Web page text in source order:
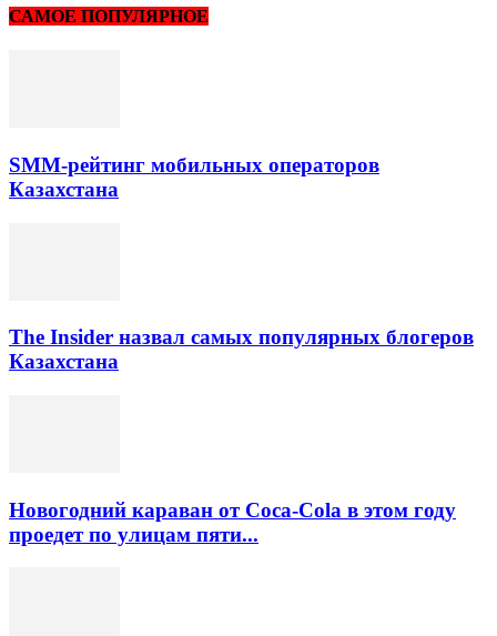
САМОЕ ПОПУЛЯРНОЕ
SMM-рейтинг мобильных операторов
Казахстана
The Insider назвал самых популярных блогеров
Казахстана
Новогодний караван от Coca-Cola в этом году
проедет по улицам пяти...